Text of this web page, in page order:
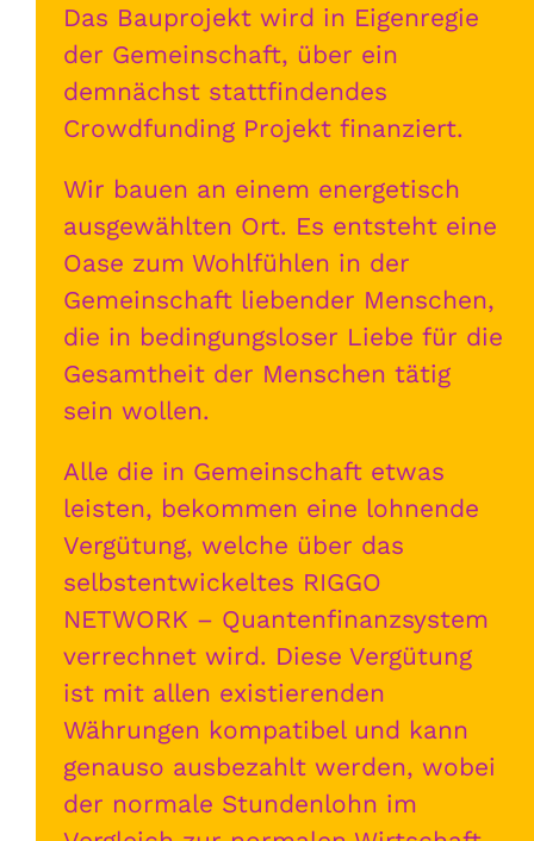
Das Bauprojekt wird in Eigenregie
der Gemeinschaft, über ein
demnächst stattfindendes
Crowdfunding Projekt finanziert.
Wir bauen an einem energetisch
ausgewählten Ort. Es entsteht eine
Oase zum Wohlfühlen in der
Gemeinschaft liebender Menschen,
die in bedingungsloser Liebe für die
Gesamtheit der Menschen tätig
sein wollen.
Alle die in Gemeinschaft etwas
leisten, bekommen eine lohnende
Vergütung, welche über das
selbstentwickeltes RIGGO
NETWORK – Quantenfinanzsystem
verrechnet wird. Diese Vergütung
ist mit allen existierenden
Währungen kompatibel und kann
genauso ausbezahlt werden, wobei
der normale Stundenlohn im